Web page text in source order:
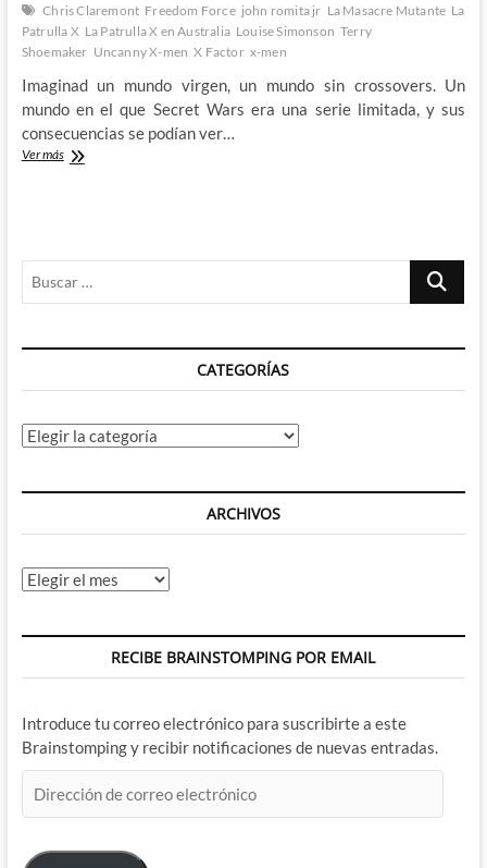
Chris Claremont Freedom Force john romita jr La Masacre Mutante La
Patrulla X La Patrulla X en Australia Louise Simonson Terry
Shoemaker Uncanny X-men X Factor x-men
Imaginad un mundo virgen, un mundo sin crossovers. Un
mundo en el que Secret Wars era una serie limitada, y sus
consecuencias se podían ver…
Ver másXenofobia
X
(IV)
Buscar
CATEGORÍAS
Categorías
ARCHIVOS
Archivos
RECIBE BRAINSTOMPING POR EMAIL
Introduce tu correo electrónico para suscribirte a este
Brainstomping y recibir notificaciones de nuevas entradas.
de
electrónico